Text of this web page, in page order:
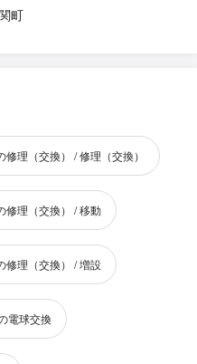
町
理（交換） / 修理（交換）
修理（交換） / 移動
修理（交換） / 増設
電球交換